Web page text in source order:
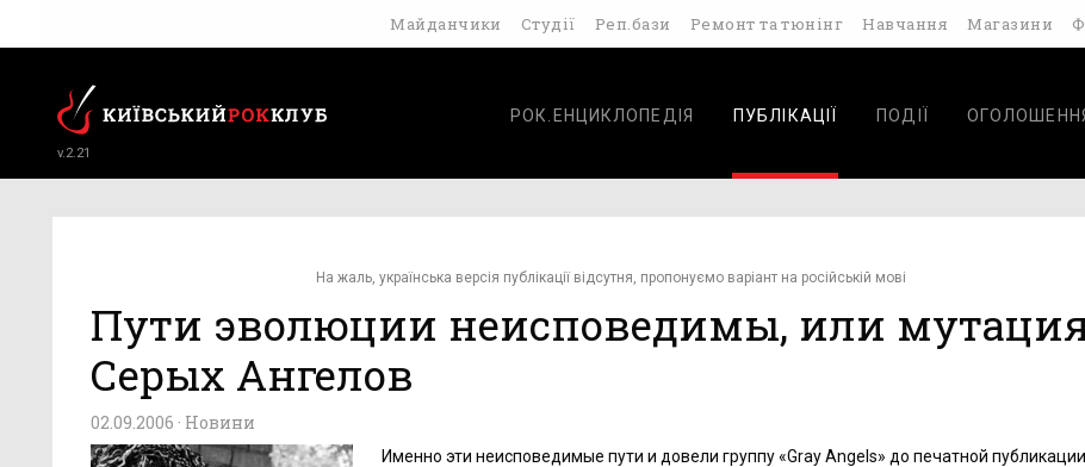
Майданчики Студії Реп.бази Ремонт та тюнінг Навчання Магазини
v.2.21
РОК.ЕНЦИКЛОПЕДІЯ ПУБЛІКАЦІЇ ПОДІЇ
На жаль, українська версія публікації відсутня, пропонуємо варіант на російській мові
Пути эволюции неисповедимы, или
Серых Ангелов
02.09.2006 · Новини
Именно эти неисповедимые пути и довели группу «Gray Angels» до печатной